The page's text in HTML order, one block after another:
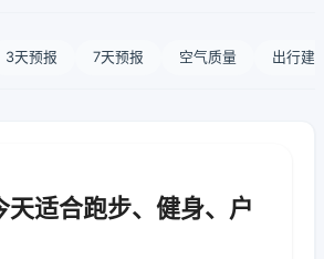
3天预报 7天预报 空气质量 出行建
天适合跑步、健身、户